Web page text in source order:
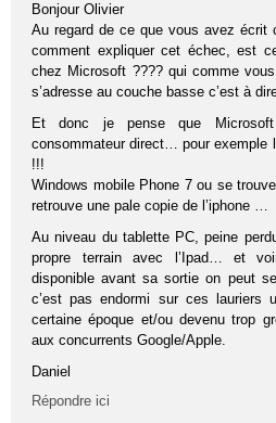
Bonjour Olivier
Au regard de ce que vous avez écrit
comment expliquer cet échec, est
chez Microsoft ???? qui comme
s’adresse au couche basse c’est à
Et donc je pense que
consommateur direct… pour exemple
!!!
Windows mobile Phone 7 ou se
retrouve une pale copie de l’iphone …
Au niveau du tablette PC, peine
propre terrain avec l’Ipad… et
disponible avant sa sortie on peut
c’est pas endormi sur ces lauriers
certaine époque et/ou devenu trop
aux concurrents Google/Apple.
Daniel
Répondre ici